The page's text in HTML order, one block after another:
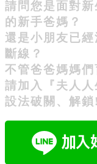
請問您是面對
的新手爸媽？
還是小朋友已
斷線？
不管爸爸媽媽們
請加入『夫人
設法破關、解